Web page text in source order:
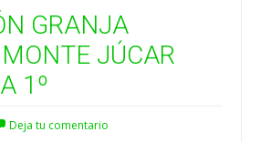
GRANJA
JÚCAR
1º
Deja tu comentario